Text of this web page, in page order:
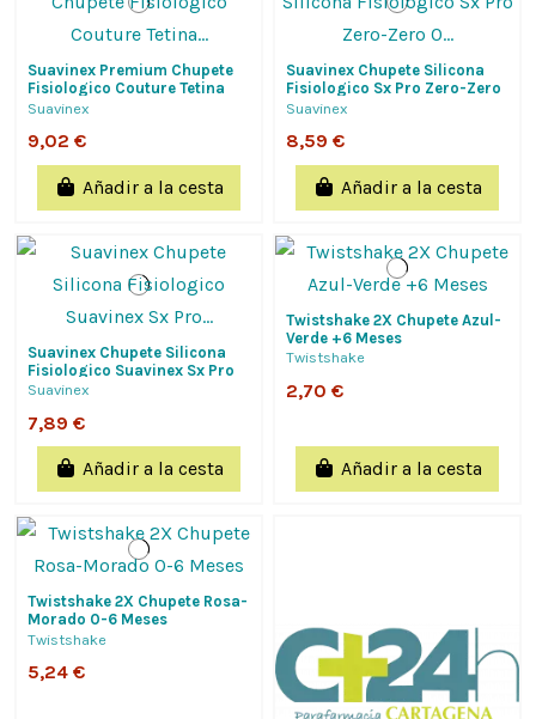
Suavinex Premium Chupete
Fisiologico Couture Tetina
Silicona De 0 A 6 Meses, 1
Suavinex
9,02 €
Añadir a la cesta
Suavinex Chupete Silicona
Fisiologico Sx Pro Zero-Zero
0 - 6 Meses 1 Unidad Caramel
Suavinex
8,59 €
Añadir a la cesta
Suavinex Chupete Silicona
Fisiologico Suavinex Sx Pro
Zero-Zero 0 - 6 Meses 1
Suavinex
7,89 €
Añadir a la cesta
Twistshake 2X Chupete Azul-
Verde +6 Meses
Twistshake
2,70 €
Añadir a la cesta
Twistshake 2X Chupete Rosa-
Morado 0-6 Meses
Twistshake
5,24 €